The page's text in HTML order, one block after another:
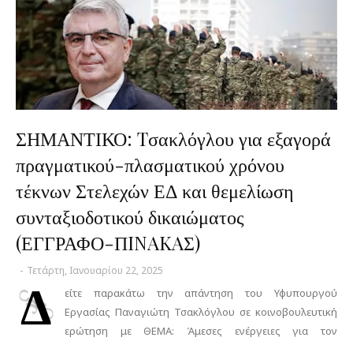
ΣΗΜΑΝΤΙΚΟ: Tσακλόγλου για εξαγορά
πραγματικού-πλασματικού χρόνου
τέκνων Στελεχών ΕΔ και θεμελίωση
συνταξιοδοτικού δικαιώματος
(ΕΓΓΡΑΦΟ-ΠINAKAΣ)
- Τετάρτη, Ιανουαρίου 22, 2025
Δ
είτε παρακάτω την απάντηση του Υφυπουργού
Εργασίας Παναγιώτη Τσακλόγλου σε κοινοβουλευτική
ερώτηση με ΘΕΜΑ: Άμεσες ενέργειες για τον